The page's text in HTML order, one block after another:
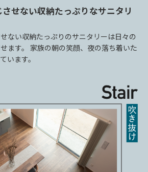
せない収納たっぷりなサニタリ
ない収納たっぷりのサニタリーは日々の
ます。 家族の朝の笑顔、夜の落ち着いた
います。